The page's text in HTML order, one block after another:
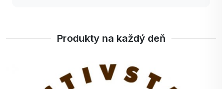
následovne: Na suchú kefku nakvapkať 5
pohybom prechádzať všetky plochy zubov.
Prebytočné sliny len vypľúvať po skončení nie je
Produkty na každý deň